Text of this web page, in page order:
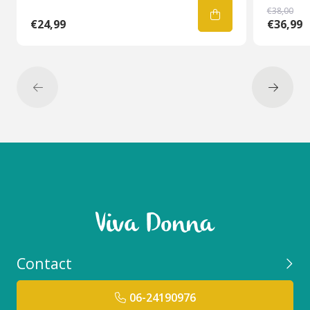
Duurzaamheid
om de impact op het milieu te verminderen.
ethisch lokale geproduceerde ingrediënten die
gebruik van dierlijke ingrediëntendoor te kiezen
voor cruelty-free en veganistische formuleringen.
handelspraktijken, transparantie over de
controversiële stoffen zoals parabenen en
€24,99
€38,00
€36,99
Contact
06-24190976